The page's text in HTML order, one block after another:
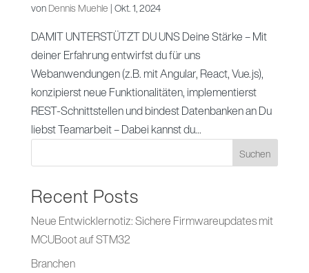
vonDennis Muehle |Okt. 1, 2024
DAMIT UNTERSTÜTZT DU UNS Deine Stärke – Mit
deiner Erfahrung entwirfst du für uns
Webanwendungen (z.B. mit Angular, React, Vue.js),
konzipierst neue Funktionalitäten, implementierst
REST-Schnittstellen und bindest Datenbanken an Du
liebst Teamarbeit – Dabei kannst du...
Suchen
Recent Posts
Neue Entwicklernotiz: Sichere Firmwareupdates mit
MCUBoot auf STM32
Branchen